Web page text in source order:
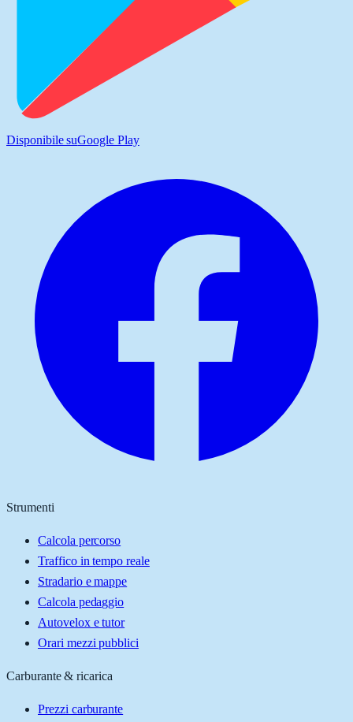
Disponibile suGoogle Play
Strumenti
Calcola percorso
Traffico in tempo reale
Stradario e mappe
Calcola pedaggio
Autovelox e tutor
Orari mezzi pubblici
Carburante & ricarica
Prezzi carburante